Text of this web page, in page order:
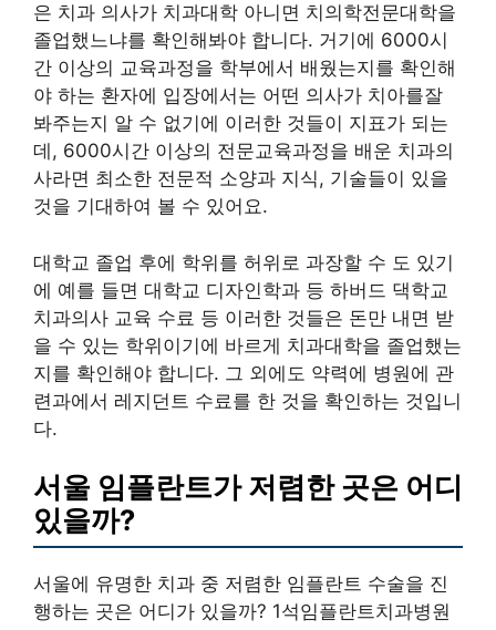
은 치과 의사가 치과대학 아니면 치의학전문대학을
졸업했느냐를 확인해봐야 합니다. 거기에 6000시
간 이상의 교육과정을 학부에서 배웠는지를 확인해
야 하는 환자에 입장에서는 어떤 의사가 치아를잘
봐주는지 알 수 없기에 이러한 것들이 지표가 되는
데, 6000시간 이상의 전문교육과정을 배운 치과의
사라면 최소한 전문적 소양과 지식, 기술들이 있을
것을 기대하여 볼 수 있어요.
대학교 졸업 후에 학위를 허위로 과장할 수 도 있기
에 예를 들면 대학교 디자인학과 등 하버드 댁학교
치과의사 교육 수료 등 이러한 것들은 돈만 내면 받
을 수 있는 학위이기에 바르게 치과대학을 졸업했는
지를 확인해야 합니다. 그 외에도 약력에 병원에 관
련과에서 레지던트 수료를 한 것을 확인하는 것입니
다.
서울 임플란트가 저렴한 곳은 어디
있을까?
서울에 유명한 치과 중 저렴한 임플란트 수술을 진
행하는 곳은 어디가 있을까? 1석임플란트치과병원